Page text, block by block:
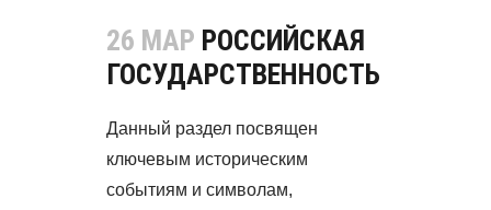
26 МАР РОССИЙСКАЯ
ГОСУДАРСТВЕННОСТЬ
Данный раздел посвящен
ключевым историческим
событиям и символам,